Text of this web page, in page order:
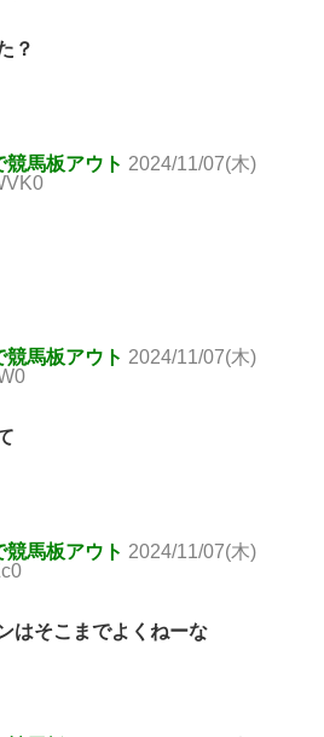
？
馬板アウト 2024/11/07(木)
馬板アウト 2024/11/07(木)
馬板アウト 2024/11/07(木)
はそこまでよくねーな